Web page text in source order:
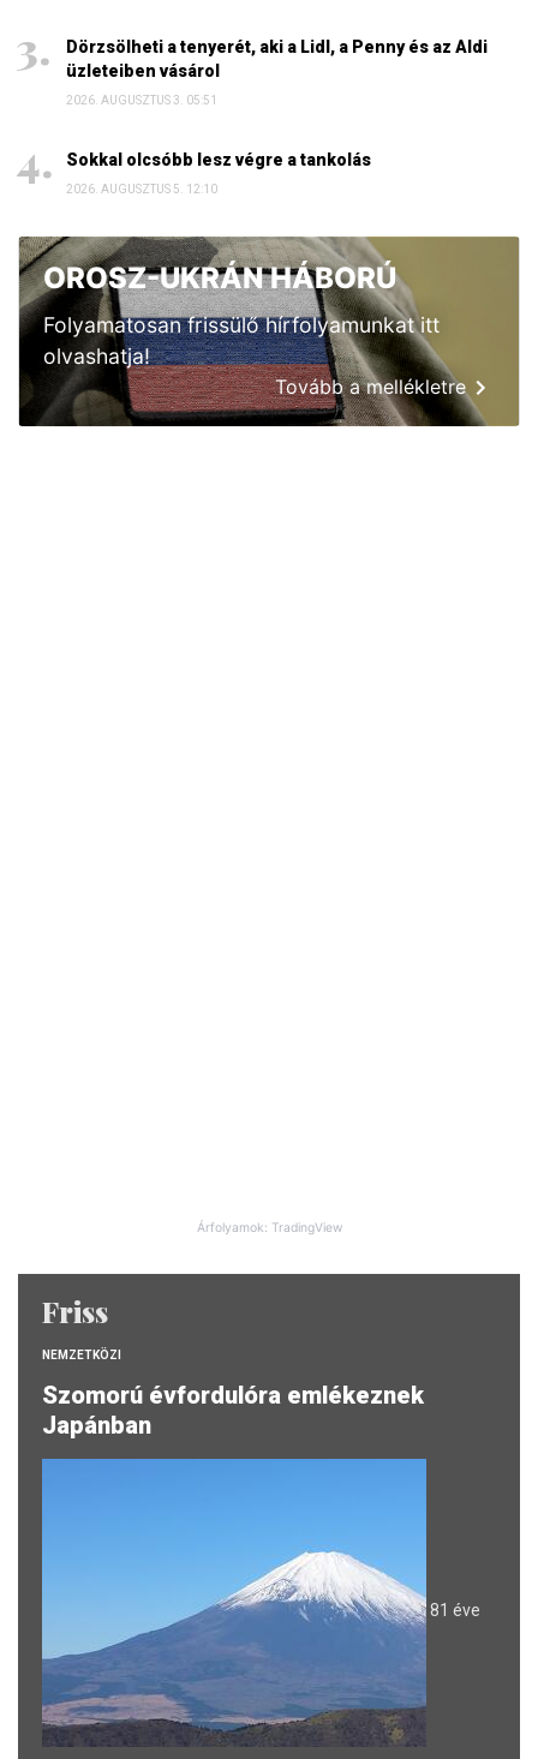
Dörzsölheti a tenyerét, aki a Lidl, a Penny és az Aldi
üzleteiben vásárol
2026. AUGUSZTUS 3. 05:51
Sokkal olcsóbb lesz végre a tankolás
2026. AUGUSZTUS 5. 12:10
OROSZ-UKRÁN HÁBORÚ
Folyamatosan frissülő hírfolyamunkat itt
olvashatja!
Tovább a mellékletre
Árfolyamok: TradingView
Friss
NEMZETKÖZI
Szomorú évfordulóra emlékeznek
Japánban
81 éve